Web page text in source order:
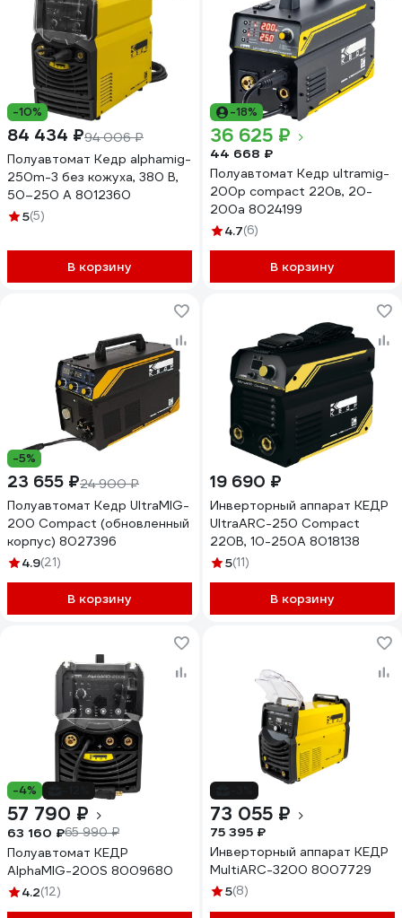
-10%
84 434 ₽94 006 ₽
Полуавтомат Кедр alphamig-
250m-3 без кожуха, 380 В,
50–250 А 8012360
5(5)
В корзину
-18%
36 625 ₽
44 668 ₽
Полуавтомат Кедр ultramig-
200p compact 220в, 20-
200а 8024199
4.7(6)
В корзину
-5%
23 655 ₽24 900 ₽
Полуавтомат Кедр UltraMIG-
200 Compact (обновленный
корпус) 8027396
4.9(21)
В корзину
19 690 ₽
Инверторный аппарат КЕДР
UltraARC-250 Compact
220В, 10-250А 8018138
5(11)
В корзину
-4%
57 790 ₽
63 160 ₽65 990 ₽
Полуавтомат КЕДР
AlphaMIG-200S 8009680
4.2(12)
73 055 ₽
75 395 ₽
Инверторный аппарат КЕДР
MultiARC-3200 8007729
5(8)